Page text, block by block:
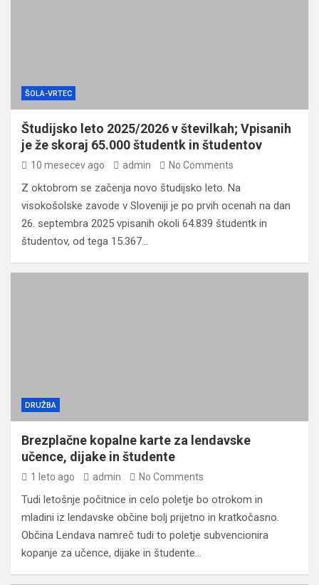
ŠOLA-VRTEC
Študijsko leto 2025/2026 v številkah; Vpisanih
je že skoraj 65.000 študentk in študentov
10 mesecev ago admin No Comments
Z oktobrom se začenja novo študijsko leto. Na
visokošolske zavode v Sloveniji je po prvih ocenah na dan
26. septembra 2025 vpisanih okoli 64.839 študentk in
študentov, od tega 15.367…
DRUŽBA
Brezplačne kopalne karte za lendavske
učence, dijake in študente
1 leto ago admin No Comments
Tudi letošnje počitnice in celo poletje bo otrokom in
mladini iz lendavske občine bolj prijetno in kratkočasno.
Občina Lendava namreč tudi to poletje subvencionira
kopanje za učence, dijake in študente…